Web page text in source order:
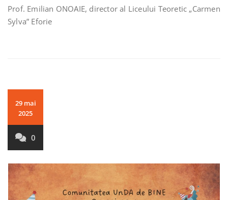
Prof. Emilian ONOAIE, director al Liceului Teoretic „Carmen
Sylva” Eforie
29 mai
2025
0